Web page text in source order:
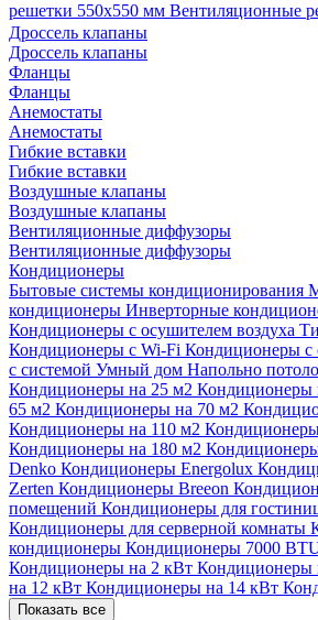
решетки 550х550 мм Вентиляционные
Дроссель клапаны
Дроссель клапаны
Фланцы
Фланцы
Анемостаты
Анемостаты
Гибкие вставки
Гибкие вставки
Воздушные клапаны
Воздушные клапаны
Вентиляционные диффузоры
Вентиляционные диффузоры
Кондиционеры
Бытовые системы кондиционирования
кондиционеры Инверторные
Кондиционеры с осушителем воздуха
Кондиционеры с Wi-Fi Кондиционеры с
с системой Умный дом Напольно
Кондиционеры на 25 м2 Кондиционеры
65 м2 Кондиционеры на 70 м2
Кондиционеры на 110 м2
Кондиционеры на 180 м2
Denko Кондиционеры Energolux
Zerten Кондиционеры Breeon
помещений Кондиционеры для
Кондиционеры для серверной комнаты
кондиционеры Кондиционеры 7000
Кондиционеры на 2 кВт Кондиционеры
на 12 кВт Кондиционеры на 14 кВт
Показать все